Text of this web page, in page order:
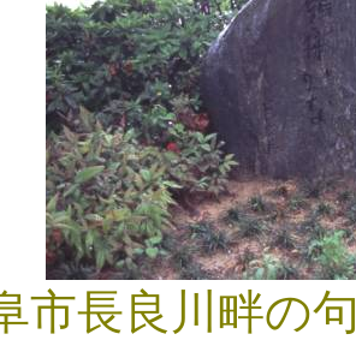
市長良川畔の